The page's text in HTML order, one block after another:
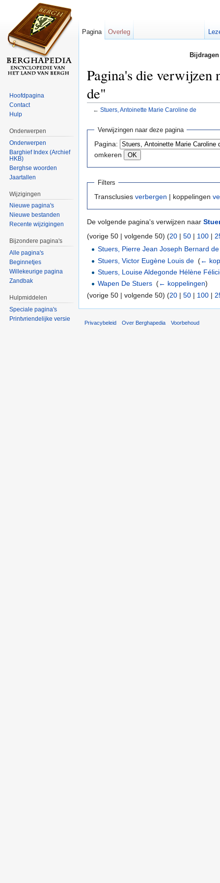
Pagina's die
de"
← Stuers, Antoinette Marie Caroline de
Verwijzingen naar deze pagina
Pagina:
omkeren
Filters
Transclusies verbergen | koppelingen
De volgende pagina's verwijzen naar
(vorige 50 | volgende 50) (20 | 50 | 100 |
Stuers, Pierre Jean Joseph Bernard de
Stuers, Victor Eugène Louis de ‎(←
Stuers, Louise Aldegonde Hélène
Wapen De Stuers ‎(← koppelingen)
(vorige 50 | volgende 50) (20 | 50 | 100 |
Pagina Overleg
Hoofdpagina
Contact
Hulp
Onderwerpen
Onderwerpen
Barghief Index (Archief
HKB)
Berghse woorden
Jaartallen
Wijzigingen
Nieuwe pagina's
Nieuwe bestanden
Recente wijzigingen
Bijzondere pagina's
Alle pagina's
Beginnetjes
Willekeurige pagina
Zandbak
Hulpmiddelen
Speciale pagina's
Printvriendelijke versie
Privacybeleid Over Berghapedia Voorbehoud